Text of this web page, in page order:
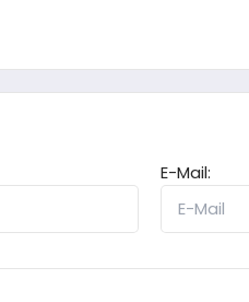
E-Mail: